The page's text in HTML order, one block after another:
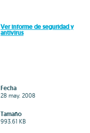
Ver informe de seguridad y
antivirus
Fecha
28 may. 2008
Tamaño
993.61 KB